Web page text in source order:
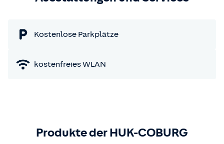
Kostenlose Parkplätze
kostenfreies WLAN
Produkte der HUK-COBURG